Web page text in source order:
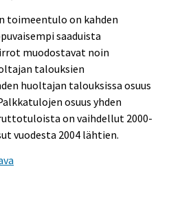
toimeentulo on kahden
saaduista
muodostavat noin
talouksien
huoltajan talouksissa osuus
osuus yhden
on vaihdellut 2000-
vuodesta 2004 lähtien.